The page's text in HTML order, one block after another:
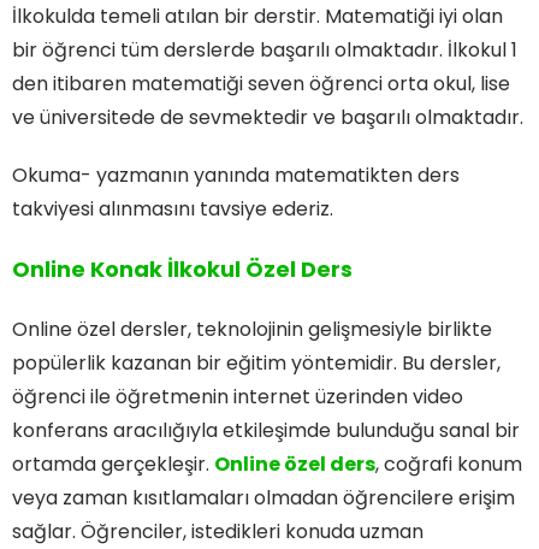
İlkokulda temeli atılan bir derstir. Matematiği iyi olan
bir öğrenci tüm derslerde başarılı olmaktadır. İlkokul 1
den itibaren matematiği seven öğrenci orta okul, lise
ve üniversitede de sevmektedir ve başarılı olmaktadır.
Okuma- yazmanın yanında matematikten ders
takviyesi alınmasını tavsiye ederiz.
Online Konak İlkokul Özel Ders
Online özel dersler, teknolojinin gelişmesiyle birlikte
popülerlik kazanan bir eğitim yöntemidir. Bu dersler,
öğrenci ile öğretmenin internet üzerinden video
konferans aracılığıyla etkileşimde bulunduğu sanal bir
ortamda gerçekleşir. Online özel ders, coğrafi konum
veya zaman kısıtlamaları olmadan öğrencilere erişim
sağlar. Öğrenciler, istedikleri konuda uzman